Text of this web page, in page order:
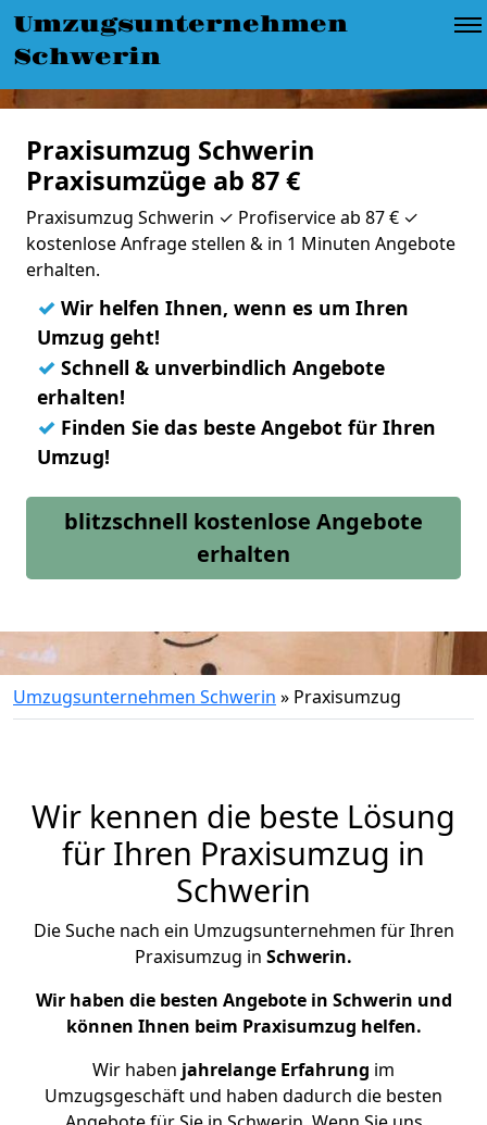
Umzugsunternehmen
Schwerin
Praxisumzug Schwerin
Praxisumzüge ab 87 €
Praxisumzug Schwerin ✓ Profiservice ab 87 € ✓
kostenlose Anfrage stellen & in 1 Minuten Angebote
erhalten.
✓ Wir helfen Ihnen, wenn es um Ihren
Umzug geht!
✓ Schnell & unverbindlich Angebote
erhalten!
✓ Finden Sie das beste Angebot für Ihren
Umzug!
blitzschnell kostenlose Angebote
erhalten
Umzugsunternehmen Schwerin » Praxisumzug
Wir kennen die beste Lösung
für Ihren Praxisumzug in
Schwerin
Die Suche nach ein Umzugsunternehmen für Ihren
Praxisumzug in Schwerin.
Wir haben die besten Angebote in Schwerin und
können Ihnen beim Praxisumzug helfen.
Wir haben jahrelange Erfahrung im
Umzugsgeschäft und haben dadurch die besten